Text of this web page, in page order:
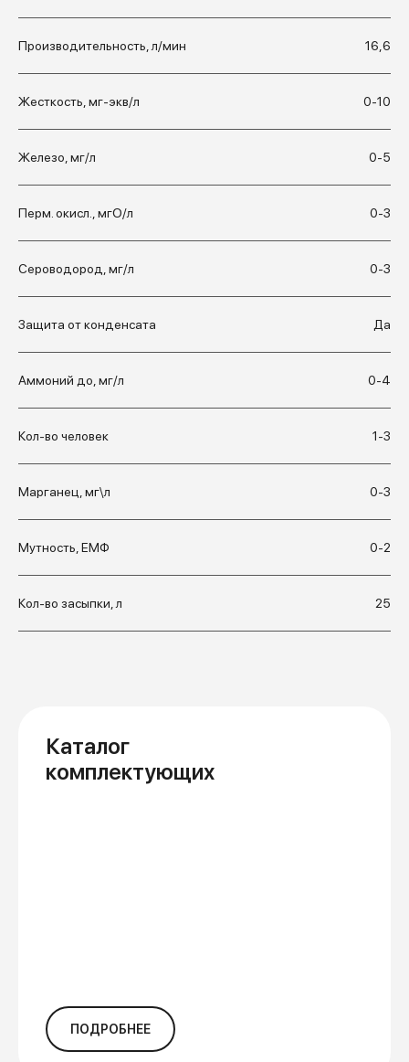
Производительность, л/мин 16,6
Жесткость, мг-экв/л 0-10
Железо, мг/л 0-5
Перм. окисл., мгО/л 0-3
Сероводород, мг/л 0-3
Защита от конденсата Да
Аммоний до, мг/л 0-4
Кол-во человек 1-3
Марганец, мг\л 0-3
Мутность, ЕМФ 0-2
Кол-во засыпки, л 25
Каталог
комплектующих
ПОДРОБНЕЕ